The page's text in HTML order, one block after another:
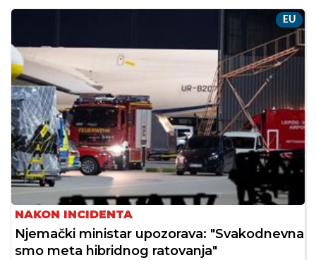
EU
NAKON INCIDENTA
Njemački ministar upozorava: "Svakodnevna
smo meta hibridnog ratovanja"